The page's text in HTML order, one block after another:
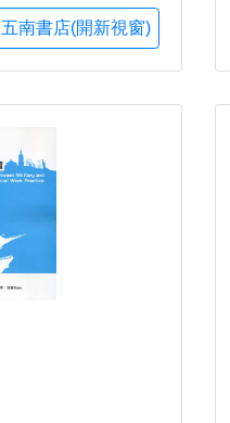
五南書店(開新視窗)